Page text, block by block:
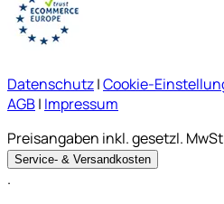
Datenschutz|Cookie-
AGB| Impressum
Preisangaben inkl. gesetzl.
Service- & Versandkosten
.